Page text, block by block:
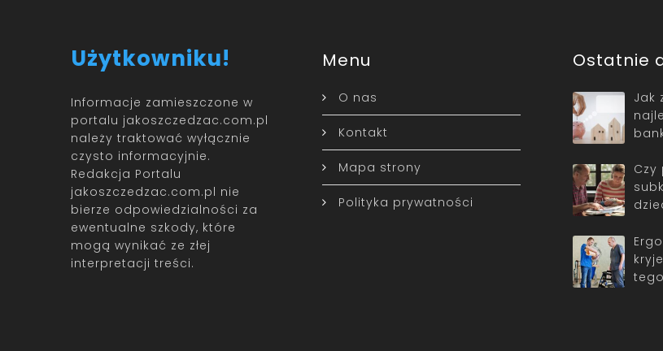
Użytkowniku!
Informacje zamieszczone w
portalu jakoszczedzac.com.pl
należy traktować wyłącznie
czysto informacyjnie.
Redakcja Portalu
jakoszczedzac.com.pl nie
bierze odpowiedzialności za
ewentualne szkody, które
mogą wynikać ze złej
interpretacji treści.
Menu
O nas
Kontakt
Mapa strony
Polityka prywatności
Ostatnie
Jak
Czy